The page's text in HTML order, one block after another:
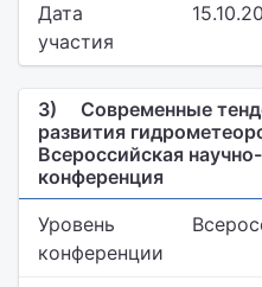
Дата
участия
3)
Современные
развития
Всероссийская
конференция
Уровень
конференции